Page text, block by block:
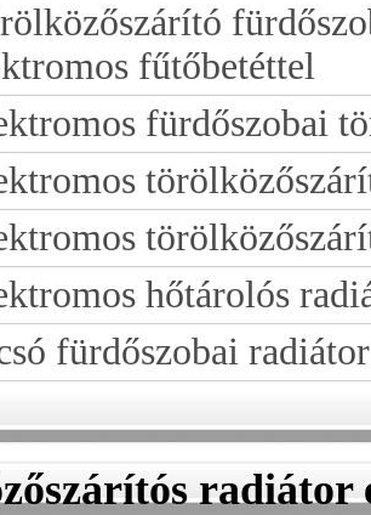
fűtőbetéttel
fürdőszobai
hőtárolós
fürdőszobai radiátor
radiátor